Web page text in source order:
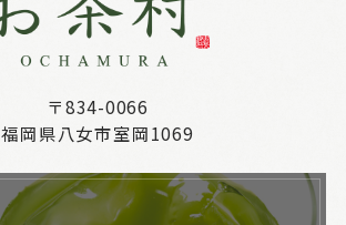
〒834-0066
福岡県八女市室岡1069